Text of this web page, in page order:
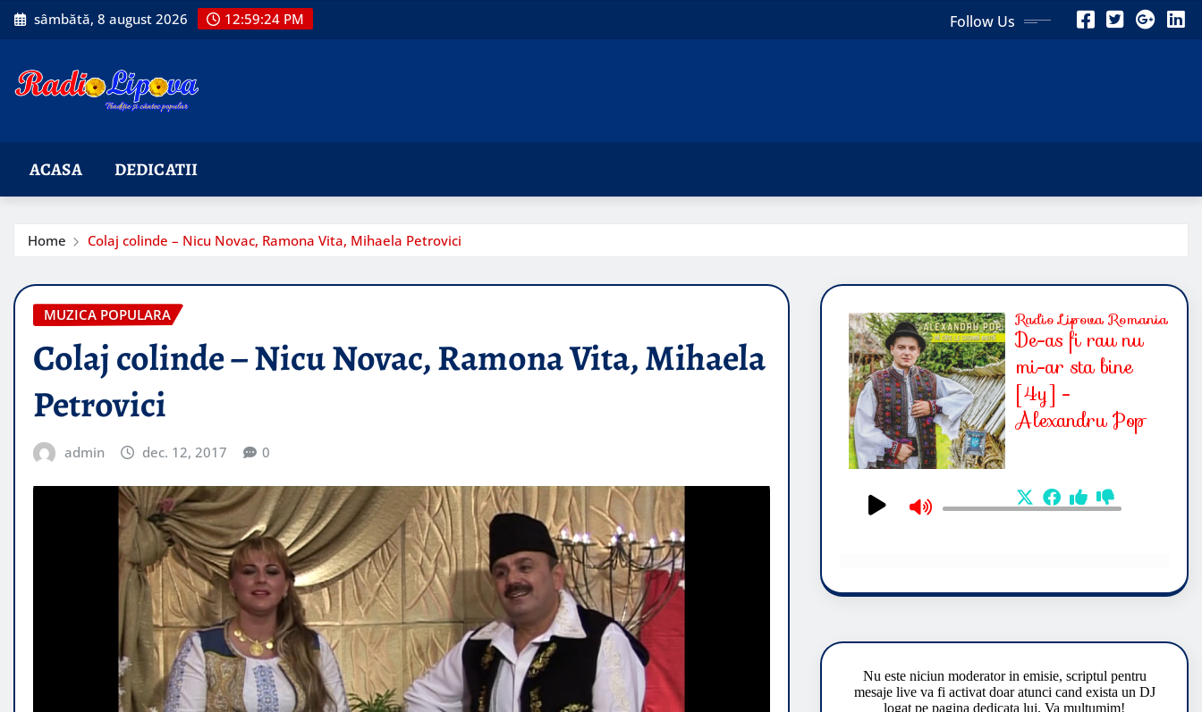
Skip
to
sâmbătă, 8 august 2026 12:59:25 PM Follow Us
ACASA DEDICATII
Home Colaj colinde – Nicu Novac, Ramona Vita, Mihaela Petrovici
MUZICA POPULARA
Colaj colinde – Nicu Novac, Ramona Vita, Mihaela
Petrovici
admin dec. 12, 2017 0